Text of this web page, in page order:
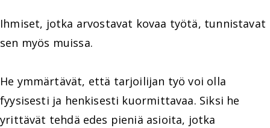
Ihmiset, jotka arvostavat kovaa työtä, tunnistavat
sen myös muissa.
He ymmärtävät, että tarjoilijan työ voi olla
fyysisesti ja henkisesti kuormittavaa. Siksi he
yrittävät tehdä edes pieniä asioita, jotka